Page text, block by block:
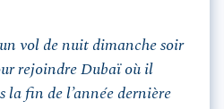
vol de nuit dimanche soir
rejoindre Dubaï où il
la fin de l’année dernière